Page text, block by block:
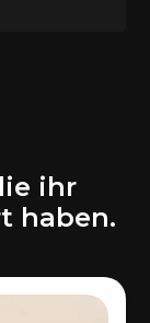
ihr
haben.